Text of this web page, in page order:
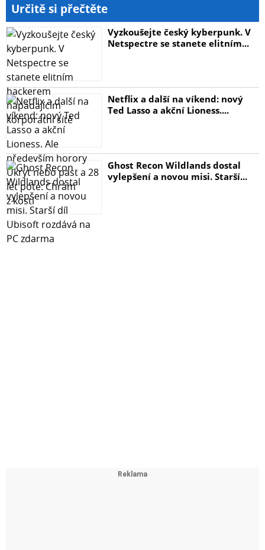
Určitě si přečtěte
Vyzkoušejte český kyberpunk. V
Netspectre se stanete elitním...
Netflix a další na víkend: nový
Ted Lasso a akční Lioness....
Ghost Recon Wildlands dostal
vylepšení a novou misi. Starší...